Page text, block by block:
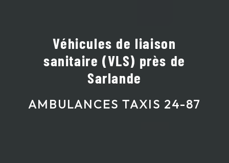
Véhicules de liaison
sanitaire (VLS) près de
Sarlande
AMBULANCES TAXIS 24-87